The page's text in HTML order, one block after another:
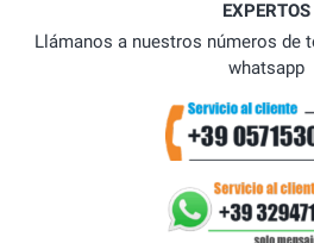
EXPERTOS
Llámanos a nuestros números de
whatsapp